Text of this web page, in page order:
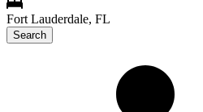
Fort Lauderdale, FL
Search